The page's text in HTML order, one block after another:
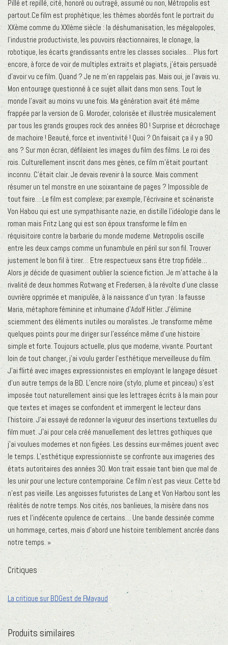
Pillé et repillé, cité, honoré ou outragé, assumé ou non, Métropolis est
partout.Ce film est prophètique; les thèmes abordés font le portrait du
XXème comme du XXIème siècle : la déshumanisation, les mégalopoles,
l’industrie productiviste, les pouvoirs réactionnaires, le clonage, la
robotique, les écarts grandissants entre les classes sociales… Plus fort
encore, à force de voir de multiples extraits et plagiats, j’étais persuadé
d’avoir vu ce film. Quand ? Je ne m’en rappelais pas. Mais oui, je l’avais vu.
Mon entourage questionné à ce sujet allait dans mon sens. Tout le
monde l’avait au moins vu une fois. Ma génération avait été même
frappée par la version de G. Moroder, colorisée et illustrée musicalement
par tous les grands groupes rock des années 80 ! Surprise et décrochage
de machoire ! Beauté, force et inventivité ! Quoi ? On faisait ça il y a 90
ans ? Sur mon écran, défilaient les images du film des films. Le roi des
rois. Culturellement inscrit dans mes gènes, ce film m’était pourtant
inconnu. C’était clair. Je devais revenir à la source. Mais comment
résumer un tel monstre en une soixantaine de pages ? Impossible de
tout faire… Le film est complexe; par exemple, l’écrivaine et scénariste
Von Habou qui est une sympathisante nazie, en distille l’idéologie dans le
roman mais Fritz Lang qui est son époux transforme le film en
réquisitoire contre la barbarie du monde moderne. Metropolis oscille
entre les deux camps comme un funambule en péril sur son fil. Trouver
justement le bon fil à tirer… Etre respectueux sans être trop fidèle…
Alors je décide de quasiment oublier la science fiction. Je m’attache à la
rivalité de deux hommes Rotwang et Fredersen, à la révolte d’une classe
ouvrière opprimée et manipulée, à la naissance d’un tyran : la fausse
Maria, métaphore féminine et inhumaine d’Adolf Hitler. J’élimine
sciemment des éléments inutiles ou moralistes. Je transforme même
quelques points pour me diriger sur l’essence même d’une histoire
simple et forte. Toujours actuelle, plus que moderne, vivante. Pourtant
loin de tout changer, j’ai voulu garder l’esthétique merveilleuse du film.
J’ai flirté avec images expressionnistes en employant le langage désuet
d’un autre temps de la BD. L’encre noire (stylo, plume et pinceau) s’est
imposée tout naturellement ainsi que les lettrages écrits à la main pour
que textes et images se confondent et immergent le lecteur dans
l’histoire. J’ai essayé de redonner la vigueur des insertions textuelles du
film muet. J’ai pour cela créé manuellement des lettres gothiques que
j’ai voulues modernes et non figées. Les dessins eux-mêmes jouent avec
le temps. L’esthétique expressionniste se confronte aux imageries des
états autoritaires des années 30. Mon trait essaie tant bien que mal de
les unir pour une lecture contemporaine. Ce film n’est pas vieux. Cette bd
n’est pas vieille. Les angoisses futuristes de Lang et Von Harbou sont les
réalités de notre temps. Nos cités, nos banlieues, la misère dans nos
rues et l’indécente opulence de certains… Une bande dessinée comme
un hommage, certes, mais d’abord une histoire terriblement ancrée dans
notre temps. »
Critiques
La critique sur BDGest de F.Mayaud
Produits similaires